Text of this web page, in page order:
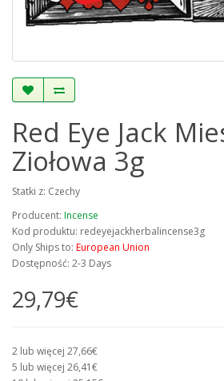
Red Eye Jack
Ziołowa 3g
Statki z: Czechy
Producent: Incense
Kod produktu: redeyejackherbalincense3g
Only Ships to: European Union
Dostępność: 2-3 Days
29,79€
2 lub więcej 27,66€
5 lub więcej 26,41€